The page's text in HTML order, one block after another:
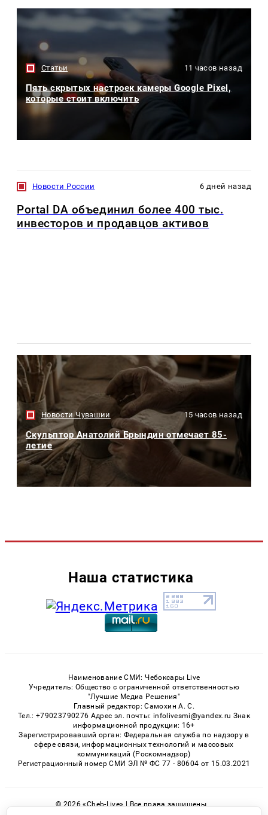
Статьи 11 часов назад
Пять скрытых настроек камеры Google Pixel,
которые стоит включить
Новости России 6 дней назад
Portal DA объединил более 400 тыс.
инвесторов и продавцов активов
Новости Чувашии 15 часов назад
Скульптор Анатолий Брындин отмечает 85-
летие
Наша статистика
Наименование СМИ: Чебоксары Live
Учредитель: Общество с ограниченной ответственностью
"Лучшие Медиа Решения"
Главный редактор: Самохин А. С.
Тел.: +79023790276 Адрес эл. почты: infolivesmi@yandex.ru Знак
информационной продукции: 16+
Зарегистрировавший орган: Федеральная служба по надзору в
сфере связи, информационных технологий и массовых
коммуникаций (Роскомнадзор)
Регистрационный номер СМИ ЭЛ № ФС 77 - 80604 от 15.03.2021
© 2026 «Cheb-Live» | Все права защищены